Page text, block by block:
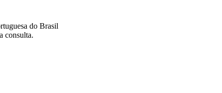
do Brasil
consulta.